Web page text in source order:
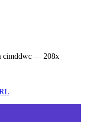
cimddwc — 208x